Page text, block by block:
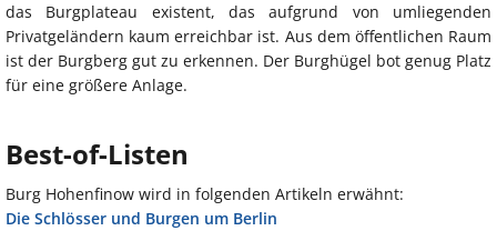
das Burgplateau existent, das aufgrund von umliegenden
Privatgeländern kaum erreichbar ist. Aus dem öffentlichen Raum
ist der Burgberg gut zu erkennen. Der Burghügel bot genug Platz
für eine größere Anlage.
Best-of-Listen
Burg Hohenfinow wird in folgenden Artikeln erwähnt:
Die Schlösser und Burgen um Berlin